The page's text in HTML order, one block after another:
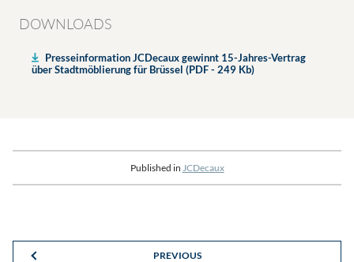
DOWNLOADS
Presseinformation JCDecaux gewinnt 15-Jahres-Vertrag
über Stadtmöblierung für Brüssel (PDF - 249 Kb)
Published in JCDecaux
PREVIOUS